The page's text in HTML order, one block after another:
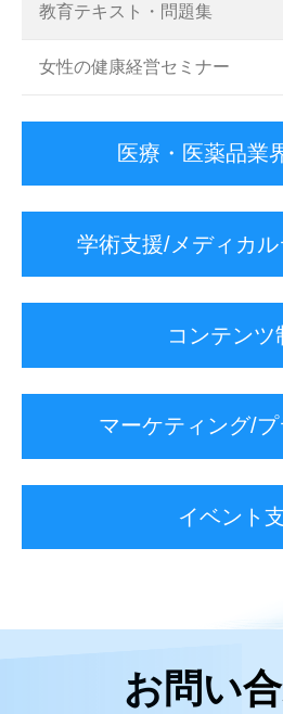
教育テキスト・問題集
女性の健康経営セミナー
医療・医薬品業
学術支援/メディカ
コンテンツ
マーケティング/
イベント
お問い